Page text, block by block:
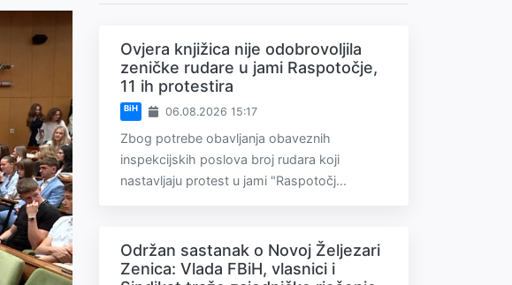
Ovjera knjižica nije odobrovoljila
zeničke rudare u jami Raspotočje,
11 ih protestira
BiH 06.08.2026 15:17
Zbog potrebe obavljanja obaveznih
inspekcijskih poslova broj rudara koji
nastavljaju protest u jami "Raspotočj...
Održan sastanak o Novoj Željezari
Zenica: Vlada FBiH, vlasnici i